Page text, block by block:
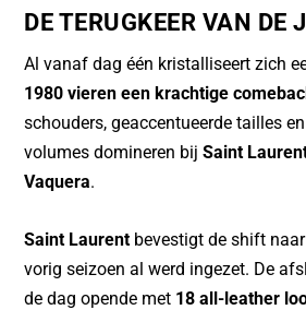
DE TERUGKEER VAN DE
Al vanaf dag één kristalliseert zich
1980 vieren een krachtige
schouders, geaccentueerde tailles
volumes domineren bijSaint
Vaquera.
Saint Laurentbevestigt de shift
vorig seizoen al werd ingezet. De
de dag opende met 18 all-leather